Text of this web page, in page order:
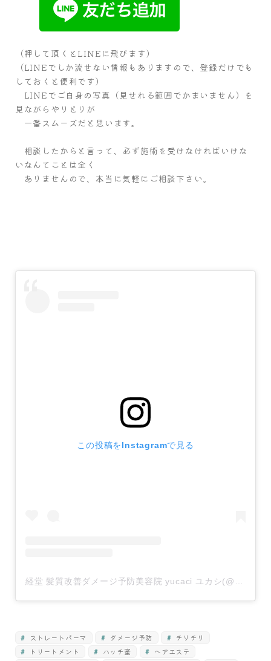
（押して頂くとLINEに飛びます）
（LINEでしか流せない情報もありますので、登録だけでも
しておくと便利です）
LINEでご自身の写真（見せれる範囲でかまいません）を
見ながらやりとりが
一番スムーズだと思います。
相談したからと言って、必ず施術を受けなければいけな
いなんてことは全く
ありませんので、本当に気軽にご相談下さい。
この投稿をInstagramで見る
経堂 髪質改善ダメージ予防美容院 yucaci ユカシ(@yucaci_kyodo_hair)がシェアした投稿
ストレートパーマ ダメージ予防
チリチリ
トリートメント
ハッチ蜜
ヘアエステ